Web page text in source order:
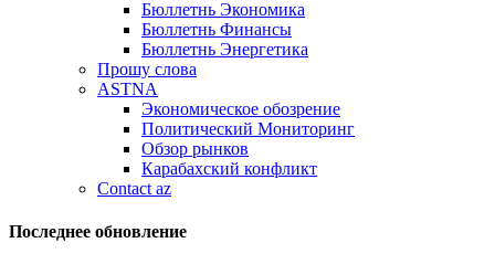
Бюллетнь Экономика
Бюллетнь Финансы
Бюллетнь Энергетика
Прошу слова
ASTNA
Экономическое обозрение
Политический Мониторинг
Обзор рынков
Карабахский конфликт
Contact az
Последнее обновление